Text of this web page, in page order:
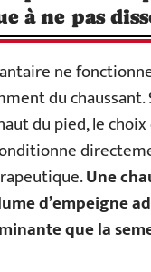
à ne pas
ne
du chaussant.
du pied, le choix
Une
d’empeigne
que la